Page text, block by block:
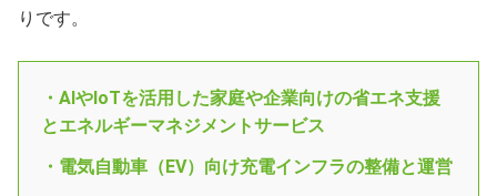
りです。
・AIやIoTを活用した家庭や企業向けの省エネ支援
とエネルギーマネジメントサービス
・電気自動車（EV）向け充電インフラの整備と運営